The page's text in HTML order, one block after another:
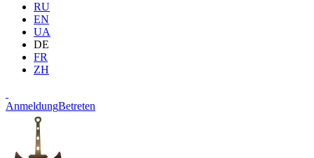
RU
EN
UA
DE
FR
ZH
AnmeldungBetreten